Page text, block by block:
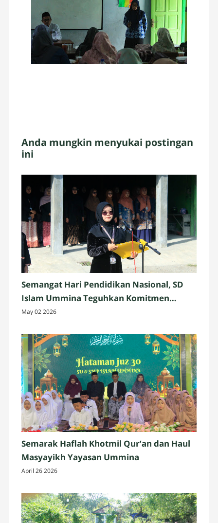
Anda mungkin menyukai postingan
ini
Semangat Hari Pendidikan Nasional, SD
Islam Ummina Teguhkan Komitmen
Mencerdaskan Generasi Bangsa 2026
May 02 2026
Semarak Haflah Khotmil Qur’an dan Haul
Masyayikh Yayasan Ummina
April 26 2026